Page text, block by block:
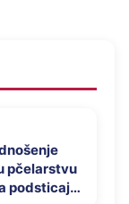
pčelarstvu